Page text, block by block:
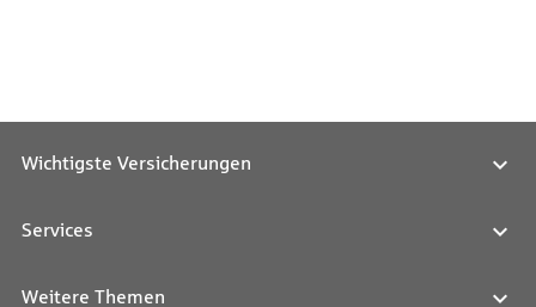
Wichtigste Versicherungen
Services
Weitere Themen